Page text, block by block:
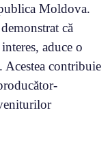
Moldova.
că
aduce o
contribuie